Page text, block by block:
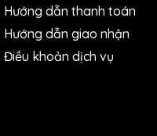
Hướng dẫn thanh toán
Hướng dẫn giao nhận
Điều khoản dịch vụ